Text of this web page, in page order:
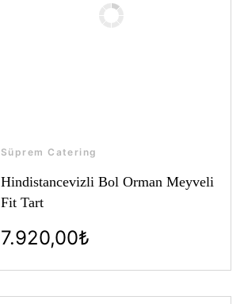
Süprem Catering
Hindistancevizli Bol Orman Meyveli
Fit Tart
7.920,00₺